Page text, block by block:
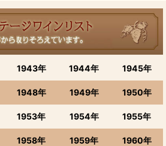
1943年 1944年 1945年
1948年 1949年 1950年
1953年 1954年 1955年
1958年 1959年 1960年